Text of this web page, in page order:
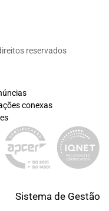
reservados
conexas
Sistema de Gestão